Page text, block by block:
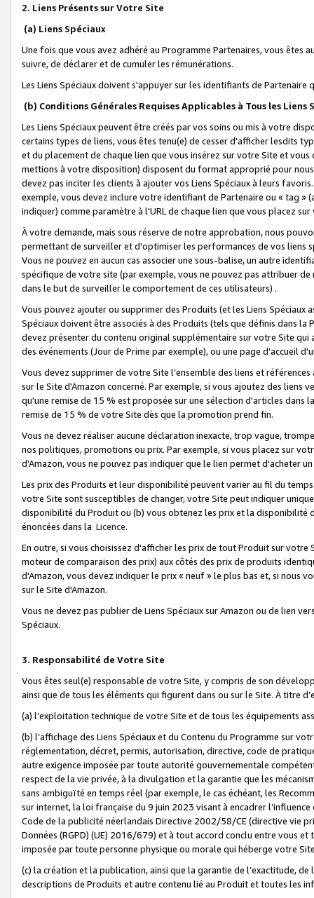
2. Liens Présents sur Votre Site
(a) Liens Spéciaux
Une fois que vous avez adhéré au Programme Partenaires, vous êtes
suivre, de déclarer et de cumuler les rémunérations.
Les Liens Spéciaux doivent s'appuyer sur les identifiants de Partenaire
(b) Conditions Générales Requises Applicables à Tous les Liens
Les Liens Spéciaux peuvent être créés par vos soins ou mis à votre
certains types de liens, vous êtes tenu(e) de cesser d'afficher lesdits
et du placement de chaque lien que vous insérez sur votre Site et
mettions à votre disposition) disposent du format approprié pour
devez pas inciter les clients à ajouter vos Liens Spéciaux à leurs
exemple, vous devez inclure votre identifiant de Partenaire ou « tag
indiquer) comme paramètre à l'URL de chaque lien que vous placez
À votre demande, mais sous réserve de notre approbation, nous
permettant de surveiller et d'optimiser les performances de vos liens
Vous ne pouvez en aucun cas associer une sous-balise, un autre
spécifique de votre site (par exemple, vous ne pouvez pas attribuer
dans le but de surveiller le comportement de ces utilisateurs) .
Vous pouvez ajouter ou supprimer des Produits (et les Liens
Spéciaux doivent être associés à des Produits (tels que définis dans
devez présenter du contenu original supplémentaire sur votre Site qui
des événements (Jour de Prime par exemple), ou une page d'accueil
Vous devez supprimer de votre Site l’ensemble des liens et
sur le Site d'Amazon concerné. Par exemple, si vous ajoutez des
qu'une remise de 15 % est proposée sur une sélection d'articles
remise de 15 % de votre Site dès que la promotion prend fin.
Vous ne devez réaliser aucune déclaration inexacte, trop vague,
nos politiques, promotions ou prix. Par exemple, si vous placez sur
d'Amazon, vous ne pouvez pas indiquer que le lien permet d'acheter
Les prix des Produits et leur disponibilité peuvent varier au fil du
votre Site sont susceptibles de changer, votre Site peut indiquer
disponibilité du Produit ou (b) vous obtenez les prix et la disponibilité
énoncées dans la Licence.
En outre, si vous choisissez d'afficher les prix de tout Produit sur
moteur de comparaison des prix) aux côtés des prix de produits
d'Amazon, vous devez indiquer le prix « neuf » le plus bas et, si nous
sur le Site d'Amazon.
Vous ne devez pas publier de Liens Spéciaux sur Amazon ou de lien
Spéciaux.
3. Responsabilité de Votre Site
Vous êtes seul(e) responsable de votre Site, y compris de son
ainsi que de tous les éléments qui figurent dans ou sur le Site. À titre
(a) l’exploitation technique de votre Site et de tous les équipements
(b) l’affichage des Liens Spéciaux et du Contenu du Programme sur
réglementation, décret, permis, autorisation, directive, code de
autre exigence imposée par toute autorité gouvernementale
respect de la vie privée, à la divulgation et la garantie que les
sans ambiguïté en temps réel (par exemple, le cas échéant, les
sur internet, la loi française du 9 juin 2023 visant à encadrer
Code de la publicité néerlandais Directive 2002/58/CE (directive vie
Données (RGPD) (UE) 2016/679) et à tout accord conclu entre vous
imposée par toute personne physique ou morale qui héberge votre
(c) la création et la publication, ainsi que la garantie de l’exactitude,
descriptions de Produits et autre contenu lié au Produit et toutes les